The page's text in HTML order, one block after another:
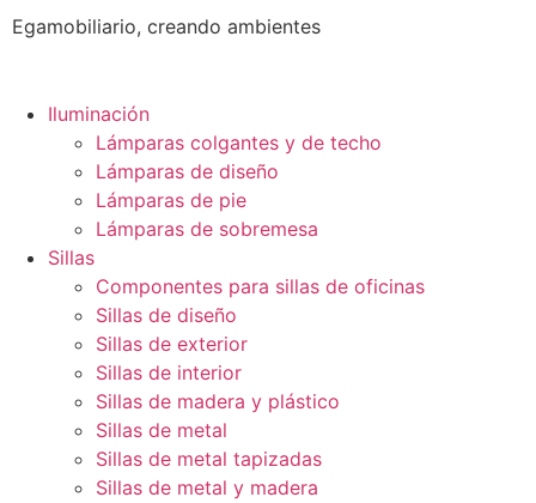
Egamobiliario, creando ambientes
Iluminación
Lámparas colgantes y de techo
Lámparas de diseño
Lámparas de pie
Lámparas de sobremesa
Sillas
Componentes para sillas de oficinas
Sillas de diseño
Sillas de exterior
Sillas de interior
Sillas de madera y plástico
Sillas de metal
Sillas de metal tapizadas
Sillas de metal y madera